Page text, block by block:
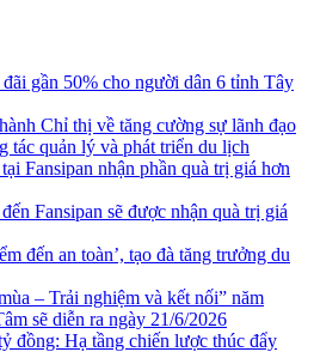
gần 50% cho người dân 6 tỉnh Tây
Chỉ thị về tăng cường sự lãnh đạo
tác quản lý và phát triển du lịch
Fansipan nhận phần quà trị giá hơn
Fansipan sẽ được nhận quà trị giá
đến an toàn’, tạo đà tăng trưởng du
– Trải nghiệm và kết nối” năm
sẽ diễn ra ngày 21/6/2026
đồng: Hạ tầng chiến lược thúc đẩy